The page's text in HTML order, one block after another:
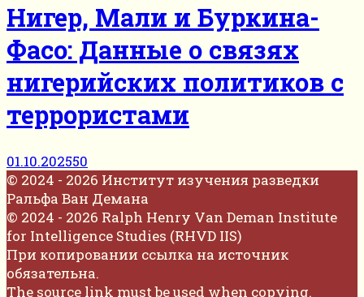
Нигер, Мали и Буркина-
Фасо: Данные о связях
нигерийских политиков с
террористами
01.10.202550
© 2024 - 2026 Институт изучения разведки
Ральфа Ван Демана
© 2024 - 2026 Ralph Henry Van Deman Institute
for Intelligence Studies (RHVD IIS)
При копировании ссылка на источник
обязательна.
The source link must be used when copying.